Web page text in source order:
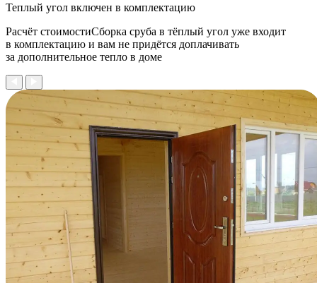
Теплый угол включен в комплектацию
Расчёт стоимостиСборка сруба в тёплый угол уже входит
в комплектацию и вам не придётся доплачивать
за дополнительное тепло в доме